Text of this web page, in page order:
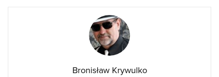
Bronisław Krywulko